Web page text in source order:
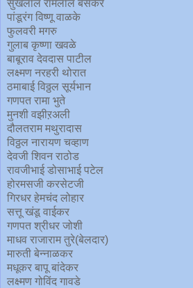
सुखलाल रामलाल बंसकर
पांडूरंग विष्णू वाळके
फुलवरी मगरु
गुलाब कृष्णा खवळे
बाबूराव देवदास पाटील
लक्ष्मण नरहरी थोरात
ठमाबाई विठ्ठल सूर्यभान
गणपत रामा भुते
मुनशी वझीऱअली
दौलतराम मथुरादास
विठ्ठल नारायण चव्हाण
देवजी शिवन राठोड
रावजीभाई डोसाभाई पटेल
होरमसजी करसेटजी
गिरधर हेमचंद लोहार
सत्तू खंडू वाईकर
गणपत श्रीधर जोशी
माधव राजाराम तुरे(बेलदार)
मारुती बेन्नाळकर
मधूकर बापू बांदेकर
लक्ष्मण गोविंद गावडे